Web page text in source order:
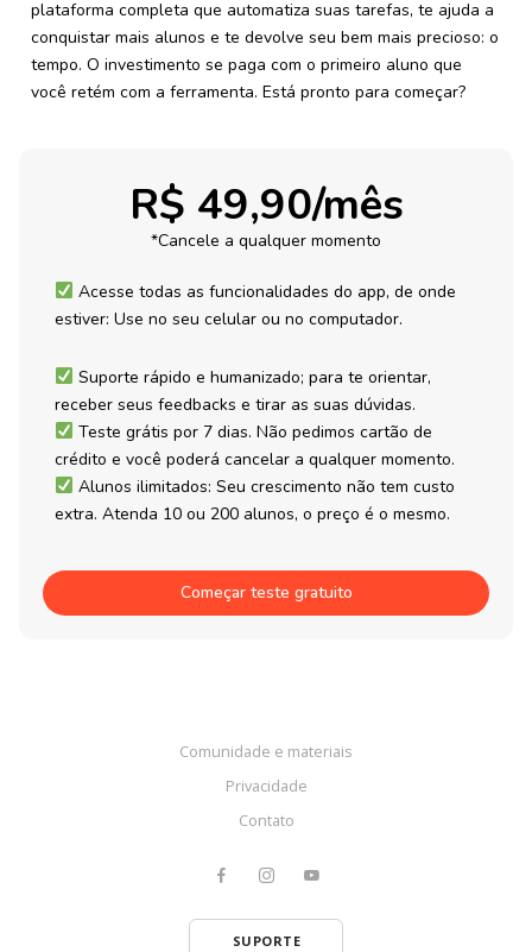
plataforma completa que automatiza suas tarefas, te ajuda a
conquistar mais alunos e te devolve seu bem mais precioso: o
tempo. O investimento se paga com o primeiro aluno que
você retém com a ferramenta. Está pronto para começar?
R$ 49,90/mês
*Cancele a qualquer momento
Acesse todas as funcionalidades do app, de onde
estiver: Use no seu celular ou no computador.
Suporte rápido e humanizado; para te orientar,
receber seus feedbacks e tirar as suas dúvidas.
Teste grátis por 7 dias. Não pedimos cartão de
crédito e você poderá cancelar a qualquer momento.
Alunos ilimitados: Seu crescimento não tem custo
extra. Atenda 10 ou 200 alunos, o preço é o mesmo.
Começar teste gratuito
Comunidade e materiais
Privacidade
Contato
SUPORTE